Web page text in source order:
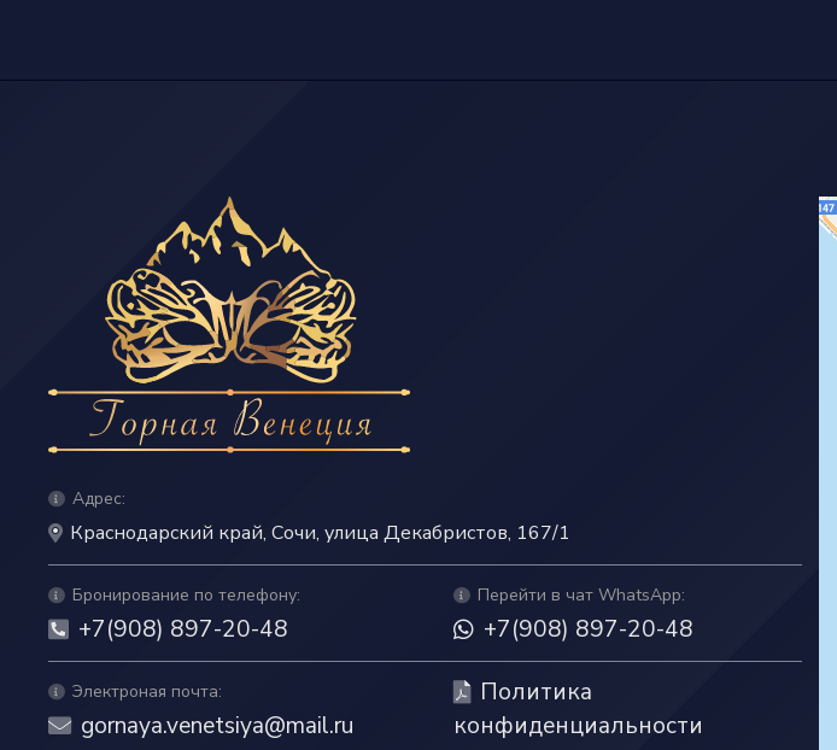
Адрес:
Краснодарский край, Сочи, улица Декабристов, 167/1
Бронирование по телефону:
+7(908) 897-20-48
Перейти в чат WhatsApp:
+7(908) 897-20-48
Электроная почта:
gornaya.venetsiya@mail.ru
Политика
конфиденциальности